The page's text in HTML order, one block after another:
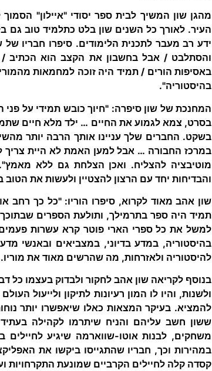
מהגן שון המשיך לבית ספר יסודי "איילון"
העיר. לאורך כל השנים שון בלט כתלמיד טוב גם
ידע רב מעבר לתכנית הלימודים. סיפרו חבריו
והסתלבט / אבל בחשבון את הקצב הוא הכתיב /
באסיפות הורים / תמיד היה זוכה למחמאות
בהיסטוריה".
המחנכת של שון סיפרה: "חיוך כובש תמידי על פני
בסרט, צמא לגמוע את החיים … ילד מלא חיים
בשקט. החברים שלך עניינו אותך הרבה יותר
במרכז החבורה … אבל למען האמת לא היית צריך
מוטיבציה להצליח. ואכן הצלחת גם ללא
והבדיחות יחד עם הרצון להצטיין ולעשות את
שון אהב מאוד לקרוא, סיפרו הוריו: "כל כך רחב
תמיד היה ספר בתרמילך, ותולעת הספרים
למשל את כל ספרי הארי פוטר קרא עשרות
בהיסטוריה, במדע בדיוני, במצביאים ובאנשי
להיסטוריה ולאזרחות, מה שהרשים מאוד את מוריו.
בנוסף לקריאה שון אהב לחקור ולבדוק בעצמו כל
ולשנות, והיו לו המון רעיונות לתיקון ולייעול
להמציא. בעיקר המצאות כאלו שיאפשרו יותר
ששון חשב עליהם והניח שיתרמו לקהילה
משחקים, לבנות אוטו-שווארמה שיגיע לחיילים
במהירות וכך, חבריו שהתגייסו ביקשו את
קסדה קלה לחיילים הקרביים שמונעת התקרחויות